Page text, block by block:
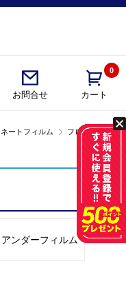
お問合せ カート
0
ートフィルム フロアシート
アンダーフィルム